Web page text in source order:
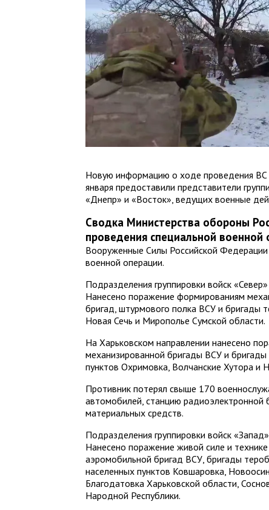
Новую информацию о ходе проведения
января предоставили представители
«Днепр» и «Восток», ведущих военные
Сводка Министерства обороны
проведения специальной
Вооруженные Силы Российской
военной операции.
Подразделения группировки войск
Нанесено поражение формированиям
бригад, штурмового полка ВСУ и бригады
Новая Сечь и Мирополье Сумской области.
На Харьковском направлении нанесено
механизированной бригады ВСУ и
пунктов Охримовка, Волчанские Хутора и
Противник потерял свыше 170
автомобилей, станцию радиоэлектронной
материальных средств.
Подразделения группировки войск
Нанесено поражение живой силе и
аэромобильной бригад ВСУ, бригады
населенных пунктов Ковшаровка,
Благодатовка Харьковской области,
Народной Республики.